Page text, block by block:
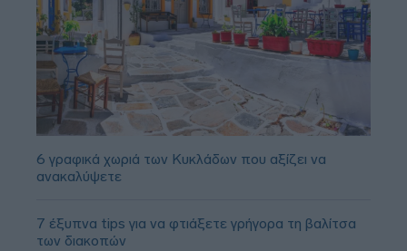
6 γραφικά χωριά των Κυκλάδων που αξίζει να
ανακαλύψετε
7 έξυπνα tips για να φτιάξετε γρήγορα τη βαλίτσα
των διακοπών